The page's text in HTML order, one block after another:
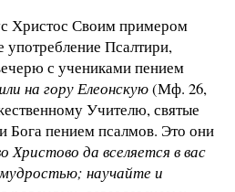
Христос Своим примером
употребление Псалтири,
с учениками пением
на гору Елеонскую(Мф. 26,
Учителю, святые
Бога пением псалмов. Это они
Христово да вселяется в вас
научайте и